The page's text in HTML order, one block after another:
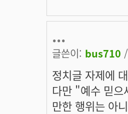
...
글쓴이: bus710
정치글 자제에
다만 "예수 믿으
만한 행위는 아